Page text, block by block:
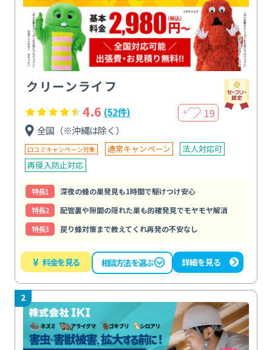
クリーンライフ
4.6 (52件) ＋ 19
全国（※沖縄は除く）
口コミキャンペーン対象 通常キャンペーン
法人対応可
再侵入防止対応
特⻑1
深夜の蜂の巣発見も1時間で駆けつけ安心
特⻑2
配管裏や隙間の隠れた巣も的確発見でモヤモヤ解消
特⻑3
戻り蜂対策まで教えてくれ再発の不安なし
¥ 料金を見る 相談方法を選ぶ 詳細を見る
2